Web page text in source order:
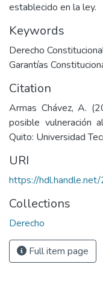
establecido en la ley.
Keywords
Derecho
Garantías
Citation
Armas Chávez, A.
posible vulneración
Quito: Universidad
URI
https://
Collections
Derecho
Full item page